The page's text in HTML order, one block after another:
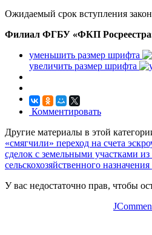
Ожидаемый срок вступления
Филиал ФГБУ «ФКП
уменьшить размер шрифта
увеличить размер шрифта
Комментировать
Другие материалы в этой
«смягчили» переход на счета
сделок с земельными участками из
сельскохозяйственного назначения
У вас недостаточно прав, чтобы